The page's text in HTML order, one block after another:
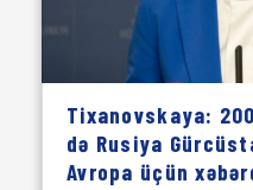
Tixanovskaya:
də Rusiya
Avropa üçün